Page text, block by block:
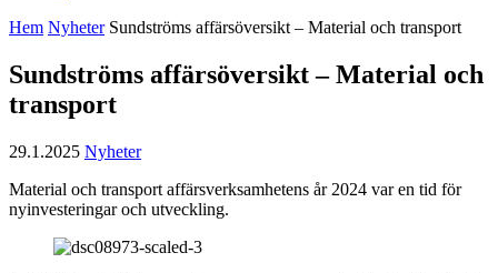
Hem Nyheter Sundströms affärsöversikt – Material och transport
Sundströms affärsöversikt – Material och
transport
29.1.2025 Nyheter
Material och transport affärsverksamhetens år 2024 var en tid för
nyinvesteringar och utveckling.